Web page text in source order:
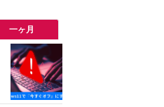
一ヶ月